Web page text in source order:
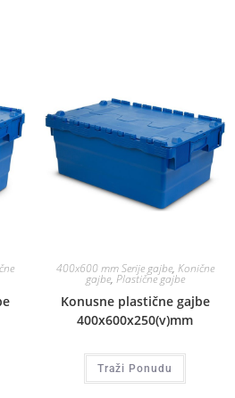
400x600 mm Serije gajbe, Konične
gajbe, Plastične gajbe
Konusne plastične gajbe
400x600x250(v)mm
Traži Ponudu